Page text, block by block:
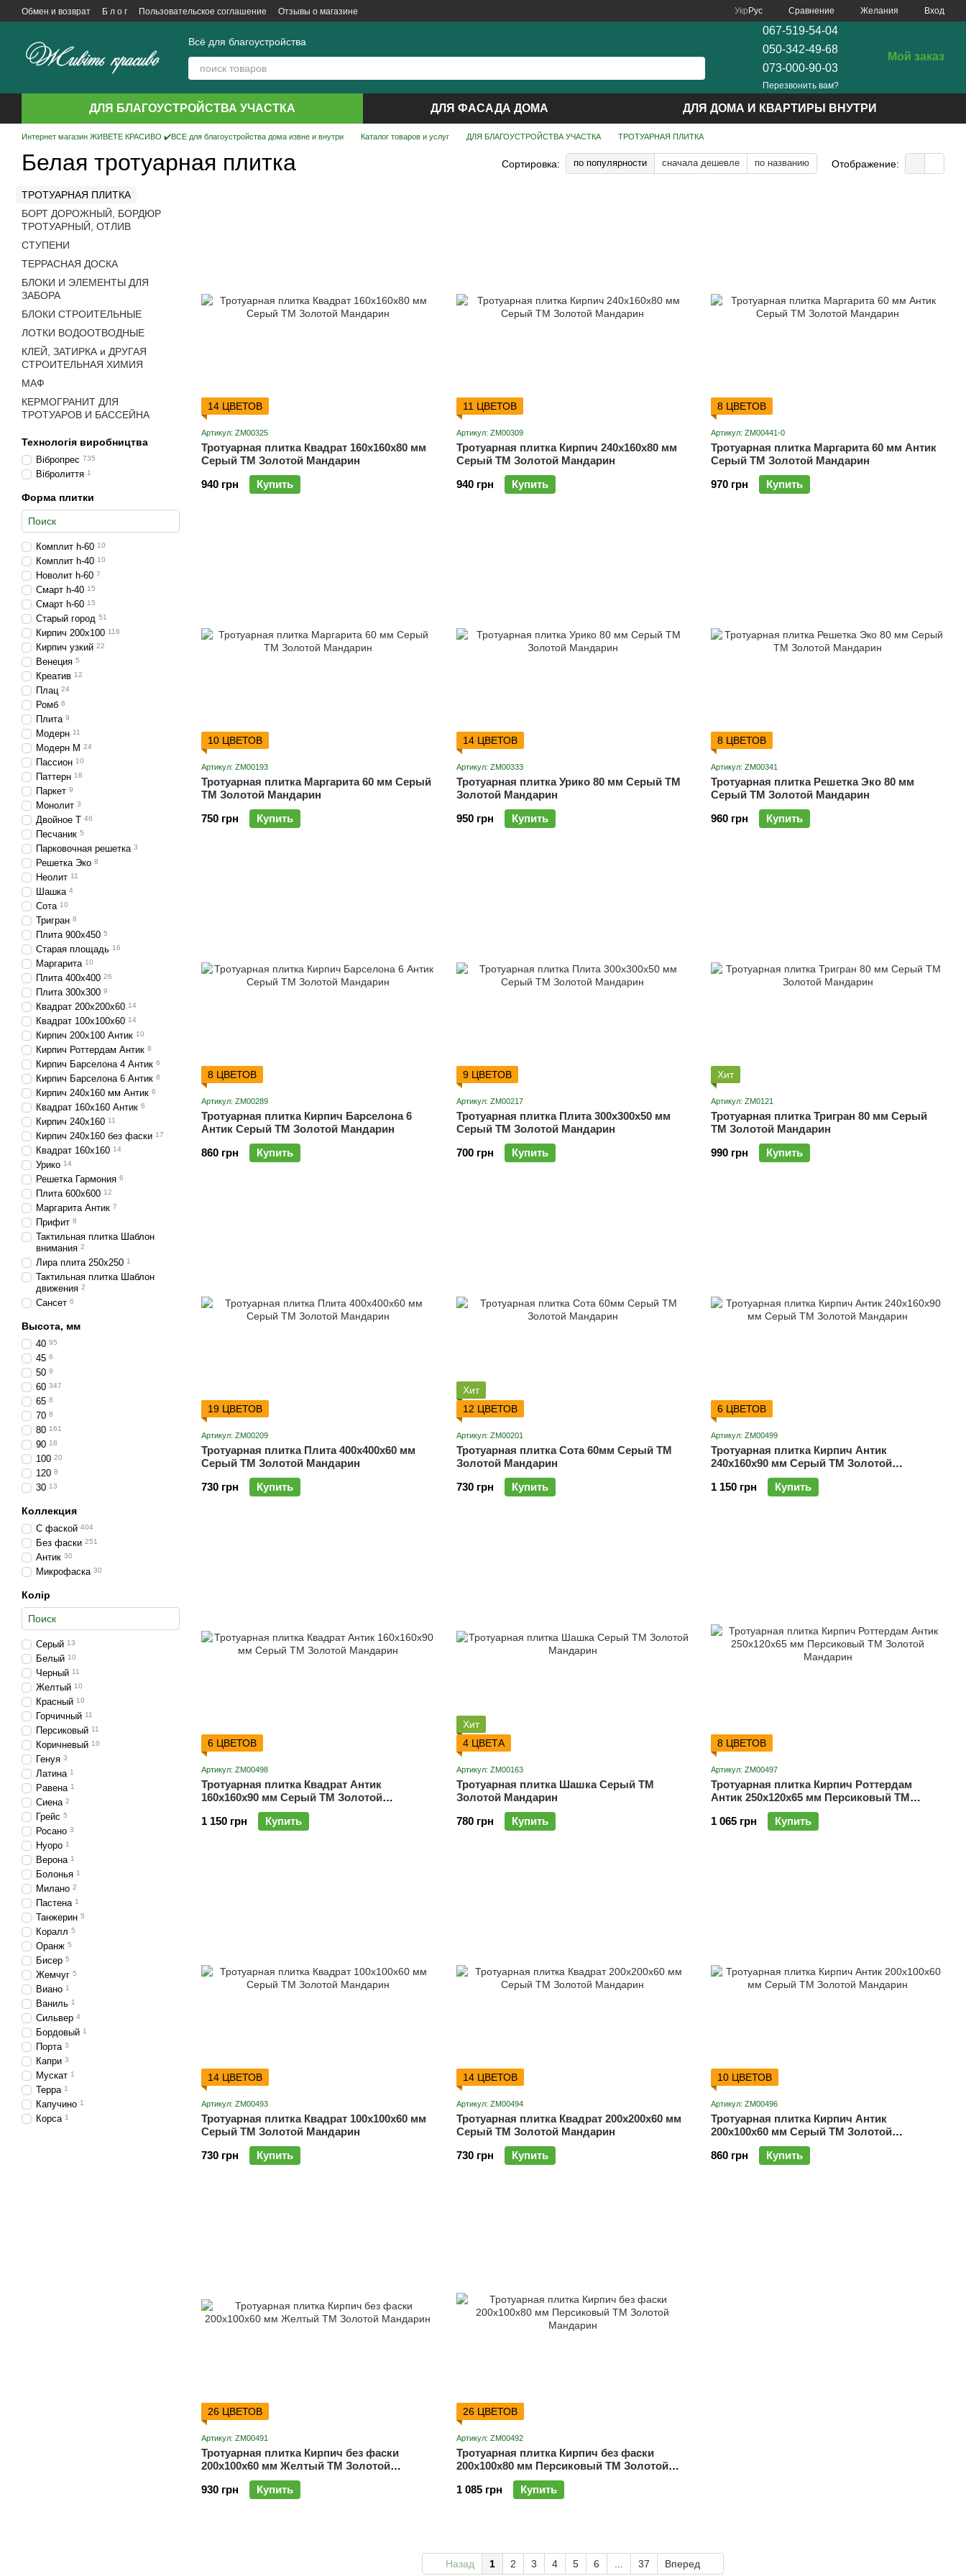
Перейти к основному контенту
Обмен и возврат Б л о г Пользовательское соглашение Отзывы о магазине Укр Рус Сравнение Желания Вход
Всё для благоустройства
067-519-54-04
050-342-49-68
073-000-90-03
Перезвонить вам?
Мой заказ
ДЛЯ БЛАГОУСТРОЙСТВА УЧАСТКА ДЛЯ ФАСАДА ДОМА ДЛЯ ДОМА И КВАРТИРЫ ВНУТРИ
Интернет магазин ЖИВЕТЕ КРАСИВО ✔️ВСЕ для благоустройства дома извне и внутри Каталог товаров и услуг ДЛЯ БЛАГОУСТРОЙСТВА УЧАСТКА ТРОТУАРНАЯ ПЛИТКА
Белая тротуарная плитка Сортировка: по популярности сначала дешевле по названию Отображение:
14 ЦВЕТОВ
Артикул: ZM00325
Тротуарная плитка Квадрат 160х160х80 мм
Серый ТМ Золотой Мандарин
940 грн
Купить
11 ЦВЕТОВ
Артикул: ZM00309
Тротуарная плитка Кирпич 240х160х80 мм
Серый ТМ Золотой Мандарин
940 грн
Купить
8 ЦВЕТОВ
Артикул: ZM00441-0
Тротуарная плитка Маргарита 60 мм Антик
Серый ТМ Золотой Мандарин
970 грн
Купить
10 ЦВЕТОВ
Артикул: ZM00193
Тротуарная плитка Маргарита 60 мм Серый
ТМ Золотой Мандарин
750 грн
Купить
14 ЦВЕТОВ
Артикул: ZM00333
Тротуарная плитка Урико 80 мм Серый ТМ
Золотой Мандарин
950 грн
Купить
8 ЦВЕТОВ
Артикул: ZM00341
Тротуарная плитка Решетка Эко 80 мм
Серый ТМ Золотой Мандарин
960 грн
Купить
8 ЦВЕТОВ
Артикул: ZM00289
Тротуарная плитка Кирпич Барселона 6
Антик Серый ТМ Золотой Мандарин
860 грн
Купить
9 ЦВЕТОВ
Артикул: ZM00217
Тротуарная плитка Плита 300х300х50 мм
Серый ТМ Золотой Мандарин
700 грн
Купить
Хит
Артикул: ZM0121
Тротуарная плитка Тригран 80 мм Серый
ТМ Золотой Мандарин
990 грн
Купить
19 ЦВЕТОВ
Артикул: ZM00209
Тротуарная плитка Плита 400х400х60 мм
Серый ТМ Золотой Мандарин
730 грн
Купить
Хит
12 ЦВЕТОВ
Артикул: ZM00201
Тротуарная плитка Сота 60мм Серый ТМ
Золотой Мандарин
730 грн
Купить
6 ЦВЕТОВ
Артикул: ZM00499
Тротуарная плитка Кирпич Антик
240х160х90 мм Серый ТМ Золотой
1 150 грн
Купить
6 ЦВЕТОВ
Артикул: ZM00498
Тротуарная плитка Квадрат Антик
160х160х90 мм Серый ТМ Золотой
1 150 грн
Купить
Хит
4 ЦВЕТА
Артикул: ZM00163
Тротуарная плитка Шашка Серый ТМ
Золотой Мандарин
780 грн
Купить
8 ЦВЕТОВ
Артикул: ZM00497
Тротуарная плитка Кирпич Роттердам
Антик 250х120х65 мм Персиковый ТМ
Золотой Мандарин
1 065 грн
Купить
14 ЦВЕТОВ
Артикул: ZM00493
Тротуарная плитка Квадрат 100х100х60 мм
Серый ТМ Золотой Мандарин
730 грн
Купить
14 ЦВЕТОВ
Артикул: ZM00494
Тротуарная плитка Квадрат 200х200х60 мм
Серый ТМ Золотой Мандарин
730 грн
Купить
10 ЦВЕТОВ
Артикул: ZM00496
Тротуарная плитка Кирпич Антик
200х100х60 мм Серый ТМ Золотой
Мандарин
860 грн
Купить
26 ЦВЕТОВ
Артикул: ZM00491
Тротуарная плитка Кирпич без фаски
200х100х60 мм Желтый ТМ Золотой
Мандарин
930 грн
Купить
26 ЦВЕТОВ
Артикул: ZM00492
Тротуарная плитка Кирпич без фаски
200х100х80 мм Персиковый ТМ Золотой
1 085 грн
Купить
Назад 1 2 3 4 5 6 37 Вперед
ТРОТУАРНАЯ ПЛИТКА
БОРТ ДОРОЖНЫЙ, БОРДЮР
ТРОТУАРНЫЙ, ОТЛИВ
СТУПЕНИ
ТЕРРАСНАЯ ДОСКА
БЛОКИ И ЭЛЕМЕНТЫ ДЛЯ
ЗАБОРА
БЛОКИ СТРОИТЕЛЬНЫЕ
ЛОТКИ ВОДООТВОДНЫЕ
КЛЕЙ, ЗАТИРКА и ДРУГАЯ
СТРОИТЕЛЬНАЯ ХИМИЯ
МАФ
КЕРМОГРАНИТ ДЛЯ
ТРОТУАРОВ И БАССЕЙНА
Технологія виробництва
Вібропрес 735
Вібролиття 1
Форма плитки
Комплит h-60 10
Комплит h-40 10
Новолит h-60 7
Смарт h-40 15
Смарт h-60 15
Старый город 51
Кирпич 200х100 116
Кирпич узкий 22
Венеция 5
Креатив 12
Плац 24
Ромб 6
Плита 9
Модерн 11
Модерн М 24
Пассион 10
Паттерн 18
Паркет 9
Монолит 3
Двойное Т 46
Песчаник 5
Парковочная решетка 3
Решетка Эко 8
Неолит 11
Шашка 4
Сота 10
Тригран 8
Плита 900х450 5
Старая площадь 16
Маргарита 10
Плита 400х400 26
Плита 300х300 9
Квадрат 200х200х60 14
Квадрат 100х100х60 14
Кирпич 200х100 Антик 10
Кирпич Роттердам Антик 8
Кирпич Барселона 4 Антик 6
Кирпич Барселона 6 Антик 8
Кирпич 240х160 мм Антик 6
Квадрат 160х160 Антик 6
Кирпич 240х160 11
Кирпич 240х160 без фаски 17
Квадрат 160х160 14
Урико 14
Решетка Гармония 6
Плита 600х600 12
Маргарита Антик 7
Прифит 8
Тактильная плитка Шаблон
внимания 2
Лира плита 250х250 1
Тактильная плитка Шаблон
движения 2
Сансет 6
Высота, мм
40 95
45 6
50 9
60 347
65 8
70 8
80 161
90 18
100 20
120 8
30 13
Коллекция
С фаской 404
Без фаски 251
Антик 30
Микрофаска 30
Колір
Серый 13
Белый 10
Черный 11
Желтый 10
Красный 10
Горчичный 11
Персиковый 11
Коричневый 10
Генуя 3
Латина 1
Равена 1
Сиена 2
Грейс 5
Росано 3
Нуоро 1
Верона 1
Болонья 1
Милано 2
Пастена 1
Танжерин 5
Коралл 5
Оранж 5
Бисер 5
Жемчуг 5
Виано​​​​​​​ 1
Ваниль 1
Сильвер 4
Бордовый 1
Порта 3
Капри 3
Мускат 1
Терра 1
Капучино 1
Корса 1